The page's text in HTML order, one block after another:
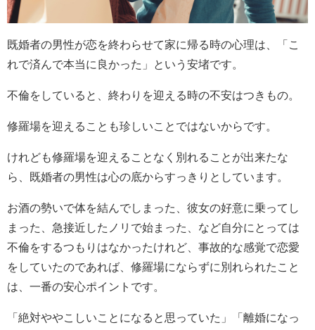
既婚者の男性が恋を終わらせて家に帰る時の心理は、「こ
れで済んで本当に良かった」という安堵です。
不倫をしていると、終わりを迎える時の不安はつきもの。
修羅場を迎えることも珍しいことではないからです。
けれども修羅場を迎えることなく別れることが出来たな
ら、既婚者の男性は心の底からすっきりとしています。
お酒の勢いで体を結んでしまった、彼女の好意に乗ってし
まった、急接近したノリで始まった、など自分にとっては
不倫をするつもりはなかったけれど、事故的な感覚で恋愛
をしていたのであれば、修羅場にならずに別れられたこと
は、一番の安心ポイントです。
「絶対ややこしいことになると思っていた」「離婚になっ